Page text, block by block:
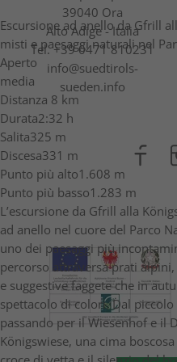
Escursione ad anello da Gfrill
misti e paesaggi naturali nel
Aperto
media
Distanza 8 km
Durata2:32 h
Salita325 m
Discesa331 m
Punto più alto1.608 m
Punto più basso1.283 m
L’escursione da Gfrill alla
ad anello nel cuore del Parco
uno dei paesaggi più
percorso attraversa prati
e suggestive faggete che in
spettacolo di colori. Dal
passando per il Wiesenhof e il
Königswiese, una cima
39040 Ora
Alto Adige - Italia
Tel.+39 0471 810231
info@suedtirols-
sueden.info